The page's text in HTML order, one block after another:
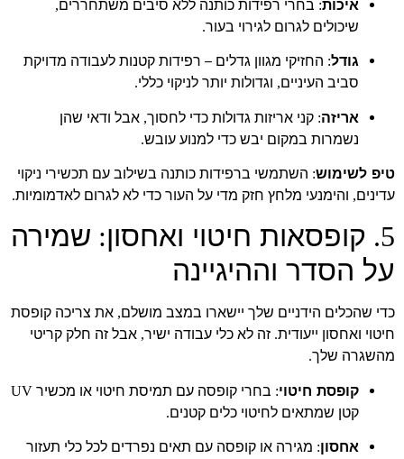
איכות: בחרי רפידות כותנה ללא סיבים משתחררים,
שיכולים לגרום לגירוי בעור.
גודל: החזיקי מגוון גדלים – רפידות קטנות לעבודה מדויקת
סביב העיניים, וגדולות יותר לניקוי כללי.
אריזה: קני אריזות גדולות כדי לחסוך, אבל ודאי שהן
נשמרות במקום יבש כדי למנוע עובש.
טיפ לשימוש: השתמשי ברפידות כותנה בשילוב עם תכשירי ניקוי
עדינים, והימנעי מלחץ חזק מדי על העור כדי לא לגרום לאדמומיות.
5. קופסאות חיטוי ואחסון: שמירה
על הסדר וההיגיינה
כדי שהכלים הידניים שלך יישארו במצב מושלם, את צריכה קופסת
חיטוי ואחסון ייעודית. זה לא כלי עבודה ישיר, אבל זה חלק קריטי
מהשגרה שלך.
קופסת חיטוי: בחרי קופסה עם תמיסת חיטוי או מכשיר UV
קטן שמתאים לחיטוי כלים קטנים.
אחסון: מגירה או קופסה עם תאים נפרדים לכל כלי תעזור